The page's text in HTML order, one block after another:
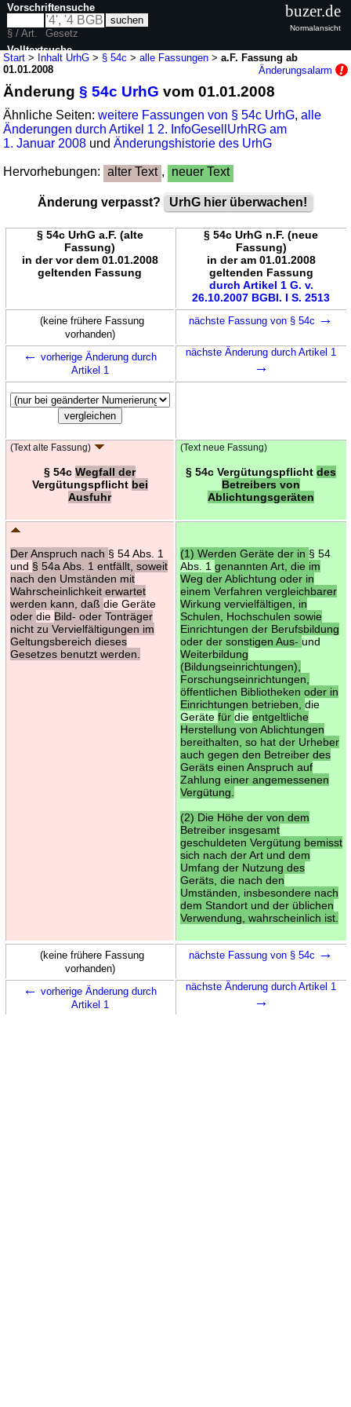
Start > Inhalt UrhG > § 54c >alle Fassungen >a.F. Fassung ab
01.01.2008
Änderungsalarm
Änderung§ 54c UrhG vom 01.01.2008
Ähnliche Seiten:weitere Fassungen von § 54c UrhG,alle
Änderungen durch Artikel 1 2. InfoGesellUrhRG am
1. Januar 2008 undÄnderungshistorie des UrhG
Hervorhebungen: alter Text , neuer Text
Änderung verpasst? UrhG hier überwachen!
§ 54c UrhG a.F. (alte
Fassung)
in der vor dem 01.01.2008
geltenden Fassung
§ 54c UrhG n.F. (neue
Fassung)
in der am 01.01.2008
geltenden Fassung
durch Artikel 1 G. v.
26.10.2007 BGBl. I S. 2513
(keine frühere Fassung
vorhanden)
nächste Fassung von § 54c →
← vorherige Änderung durch
Artikel 1
nächste Änderung durch Artikel 1
→
(Text alte Fassung)
§ 54c Wegfall der
Vergütungspflicht bei
Ausfuhr
(Text neue Fassung)
§ 54c Vergütungspflicht des
Betreibers von
Ablichtungsgeräten
Der Anspruch nach § 54 Abs. 1
und § 54a Abs. 1 entfällt, soweit
nach den Umständen mit
Wahrscheinlichkeit erwartet
werden kann, daß die Geräte
oder die Bild- oder Tonträger
nicht zu Vervielfältigungen im
Geltungsbereich dieses
Gesetzes benutzt werden.
(1) Werden Geräte der in § 54
Abs. 1 genannten Art, die im
Weg der Ablichtung oder in
einem Verfahren vergleichbarer
Wirkung vervielfältigen, in
Schulen, Hochschulen sowie
Einrichtungen der Berufsbildung
oder der sonstigen Aus- und
Weiterbildung
(Bildungseinrichtungen),
Forschungseinrichtungen,
öffentlichen Bibliotheken oder in
Einrichtungen betrieben, die
Geräte für die entgeltliche
Herstellung von Ablichtungen
bereithalten, so hat der Urheber
auch gegen den Betreiber des
Geräts einen Anspruch auf
Zahlung einer angemessenen
Vergütung.
(2) Die Höhe der von dem
Betreiber insgesamt
geschuldeten Vergütung bemisst
sich nach der Art und dem
Umfang der Nutzung des
Geräts, die nach den
Umständen, insbesondere nach
dem Standort und der üblichen
Verwendung, wahrscheinlich ist.
(keine frühere Fassung
vorhanden)
nächste Fassung von § 54c →
← vorherige Änderung durch
Artikel 1
nächste Änderung durch Artikel 1
→
Vorschriftensuche
§ / Art.
Gesetz
Volltextsuche
buzer.de
Normalansicht